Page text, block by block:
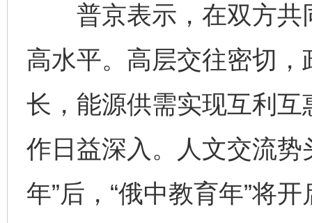
普京表示，在双方共
高水平。高层交往密切
长，能源供需实现互利
作日益深入。人文交流势
年”后，“俄中教育年”将